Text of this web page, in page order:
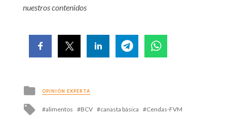
nuestros contenidos
Posted
in
OPINIÓN EXPERTA
Tagged
alimentos BCV canasta básica
Cendas-FVM